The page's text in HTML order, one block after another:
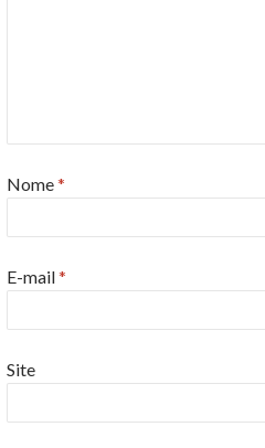
Nome*
E-mail*
Site